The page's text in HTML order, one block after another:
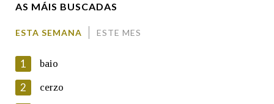
AS MÁIS BUSCADAS
ESTA SEMANA ESTE MES
1 baio
2 cerzo